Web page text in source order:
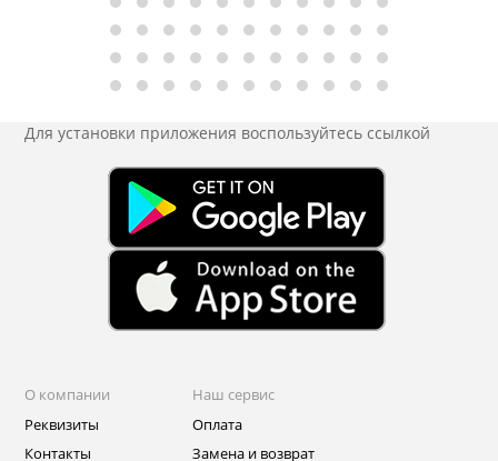
Для установки приложения воспользуйтесь ссылкой
О компании
Реквизиты
Контакты
Наш сервис
Оплата
Замена и возврат